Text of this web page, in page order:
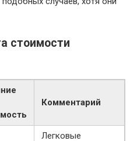
стоимости
Комментарий
Легковые